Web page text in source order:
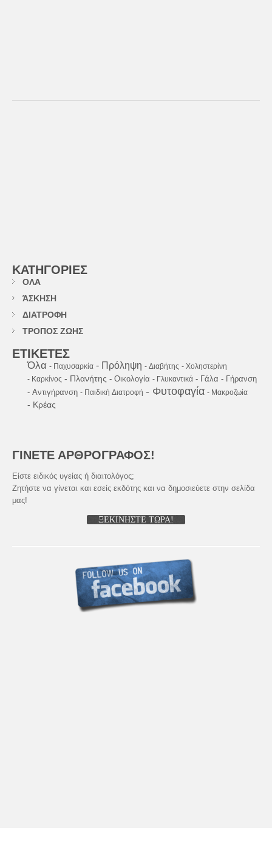
ΚΑΤΗΓΟΡΙΕΣ
ΟΛΑ
ΆΣΚΗΣΗ
ΔΙΑΤΡΟΦΗ
ΤΡΟΠΟΣ ΖΩΗΣ
ΕΤΙΚΕΤΕΣ
Όλα - Παχυσαρκία - Πρόληψη - Διαβήτης - Χοληστερίνη
- Καρκίνος - Πλανήτης - Οικολογία - Γλυκαντικά - Γάλα - Γήρανση
- Αντιγήρανση - Παιδική Διατροφή - Φυτοφαγία - Μακροζωία
- Κρέας
ΓΙΝΕΤΕ ΑΡΘΡΟΓΡΑΦΟΣ!
Είστε ειδικός υγείας ή διαιτολόγος;
Ζητήστε να γίνεται και εσείς εκδότης και να δημοσιεύετε στην σελίδα
μας!
ΞΕΚΙΝΗΣΤΕ ΤΩΡΑ!